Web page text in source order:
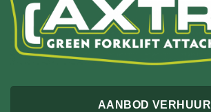
AANBOD VERHUUR